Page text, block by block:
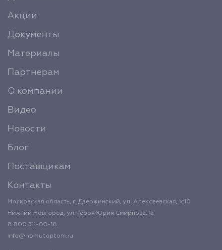
Акции
Документы
Материалы
Партнерам
О компании
Видео
Новости
Блог
Поставщикам
Контакты
Московская область, г. Дзержинский, ул. Алексеевская, 1с10
Нижний Новгород, ул. Героя Юрия Смирнова, 1а
8 800 511-00-18
info@homutoptom.ru